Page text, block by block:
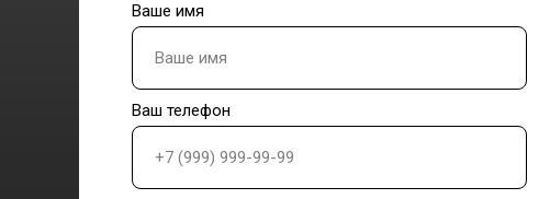
Ваше имя
Ваш телефон